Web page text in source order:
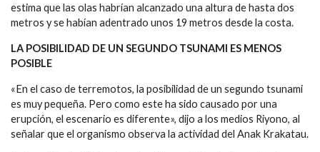
estima que las olas habrían alcanzado una altura de hasta dos
metros y se habían adentrado unos 19 metros desde la costa.
LA POSIBILIDAD DE UN SEGUNDO TSUNAMI ES MENOS
POSIBLE
«En el caso de terremotos, la posibilidad de un segundo tsunami
es muy pequeña. Pero como este ha sido causado por una
erupción, el escenario es diferente», dijo a los medios Riyono, al
señalar que el organismo observa la actividad del Anak Krakatau.